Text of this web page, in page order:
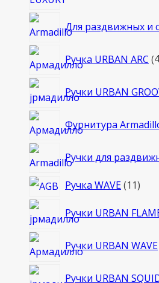
Для раздвижных и
Ручка URBAN ARC 4
Ручки URBAN
Фурнитура
Ручки для
Ручка WAVE 1111
Ручки URBAN
Ручки URBAN WAVE
Ручки URBAN